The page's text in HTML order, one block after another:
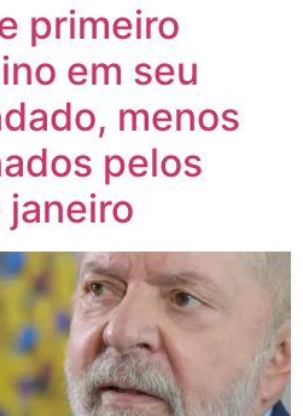
primeiro
em seu
menos
pelos